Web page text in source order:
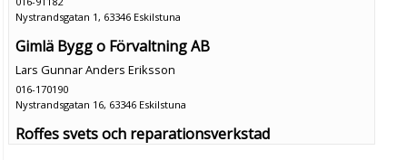
Nystrandsgatan 1, 63346 Eskilstuna
Gimlä Bygg o Förvaltning AB
Lars Gunnar Anders Eriksson
016-170190
Nystrandsgatan 16, 63346 Eskilstuna
Roffes svets och reparationsverkstad